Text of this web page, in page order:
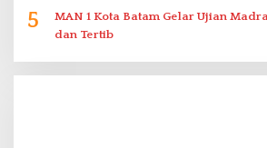
5
MAN 1 Kota Batam Gelar Ujian
dan Tertib